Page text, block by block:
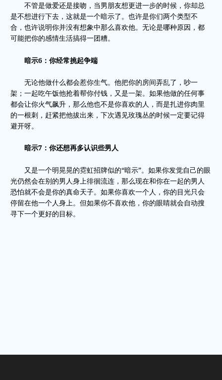
不管是做爱还是接吻，当男朋友想更进一步的时候，你却总
是不想进行下去，这就是一个暗示了。也许是你们两个类型不
合，也许说明你并没有想象中那么喜欢他。无论是哪种原因，都
可能把你的感情生活搞得一团糟。
暗示6：你经常挑起争端
无论他做什么都会惹你生气。他把你的房间弄乱了，吵一
架；一起吃午饭他抢着帮你付钱，又是一架。如果他做的任何事
都会让你火气飙升，那么他也不是你喜欢的人，而是扎进你肉里
的一根刺，赶紧把他拔出来，下次遇见玫瑰丛的时候一定要记得
避开呀。
暗示7：你还想再多认识些男人
又是一个明晃晃的霓虹招牌似的“暗示”。如果你发觉自己的眼
光仍然会在别的男人身上徘徊流连，那么现在和你在一起的男人
恐怕就不会是你的真命天子。如果你喜欢一个人，你的目光只会
停留在他一个人身上。但如果你不喜欢他，你的眼睛就会自动搜
寻下一个更好的目标。